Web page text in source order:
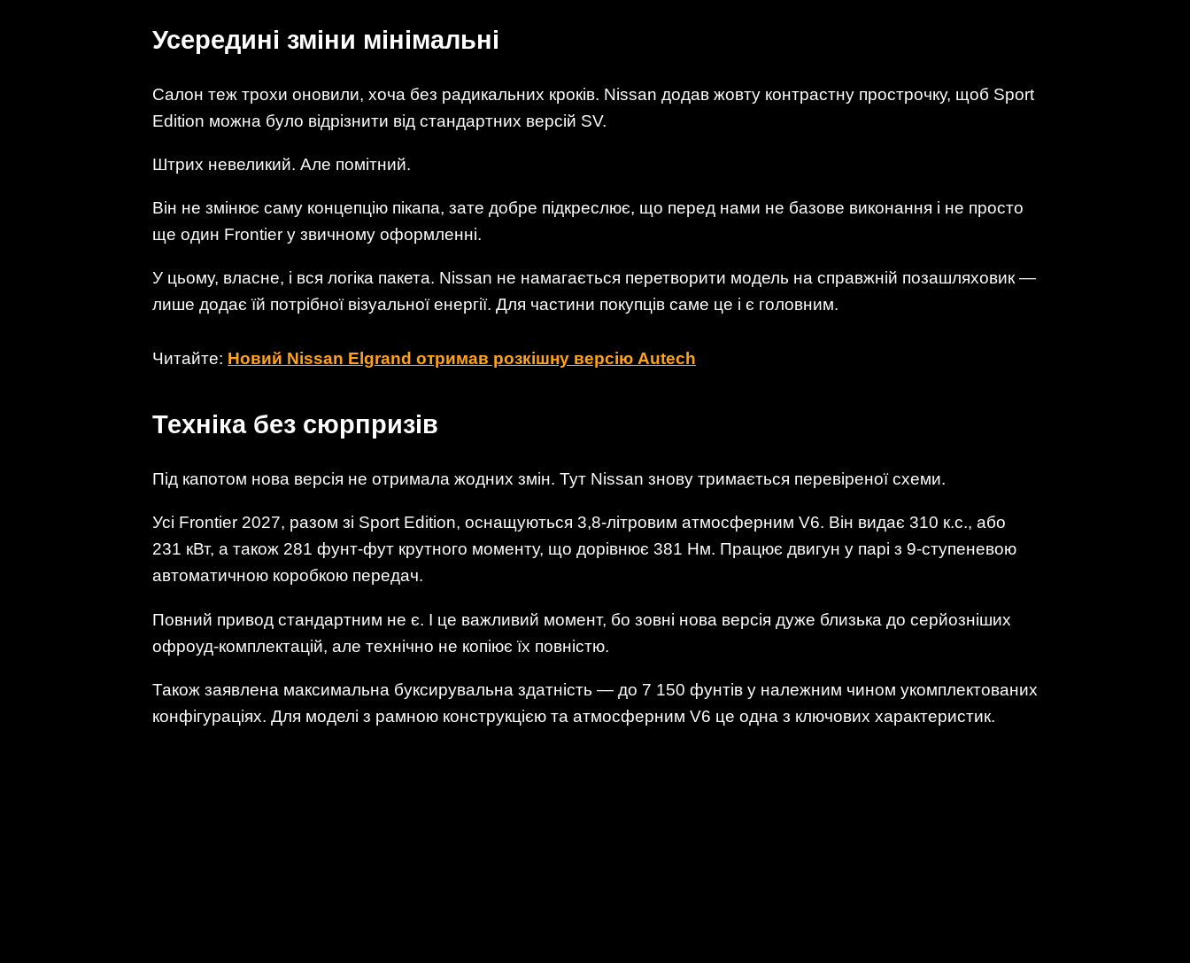
Усередині зміни мінімальні
Салон теж трохи оновили, хоча без радикальних кроків. Nissan додав жовту контрастну прострочку, щоб Sport
Edition можна було відрізнити від стандартних версій SV.
Штрих невеликий. Але помітний.
Він не змінює саму концепцію пікапа, зате добре підкреслює, що перед нами не базове виконання і не просто
ще один Frontier у звичному оформленні.
У цьому, власне, і вся логіка пакета. Nissan не намагається перетворити модель на справжній позашляховик —
лише додає їй потрібної візуальної енергії. Для частини покупців саме це і є головним.
Читайте: Новий Nissan Elgrand отримав розкішну версію Autech
Техніка без сюрпризів
Під капотом нова версія не отримала жодних змін. Тут Nissan знову тримається перевіреної схеми.
Усі Frontier 2027, разом зі Sport Edition, оснащуються 3,8-літровим атмосферним V6. Він видає 310 к.с., або
231 кВт, а також 281 фунт-фут крутного моменту, що дорівнює 381 Нм. Працює двигун у парі з 9-ступеневою
автоматичною коробкою передач.
Повний привод стандартним не є. І це важливий момент, бо зовні нова версія дуже близька до серйозніших
офроуд-комплектацій, але технічно не копіює їх повністю.
Також заявлена максимальна буксирувальна здатність — до 7 150 фунтів у належним чином укомплектованих
конфігураціях. Для моделі з рамною конструкцією та атмосферним V6 це одна з ключових характеристик.